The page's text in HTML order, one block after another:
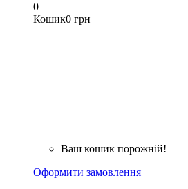
0
Кошик0 грн
Ваш кошик порожній!
Оформити замовлення